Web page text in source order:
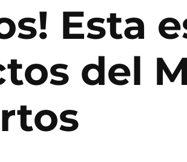
Esta
del